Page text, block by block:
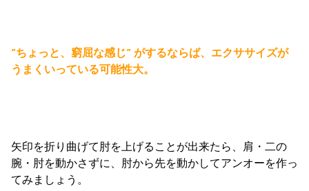
”ちょっと、窮屈な感じ” がするならば、エクササイズが
うまくいっている可能性大。
矢印を折り曲げて肘を上げることが出来たら、肩・二の
腕・肘を動かさずに、肘から先を動かしてアンオーを作っ
てみましょう。